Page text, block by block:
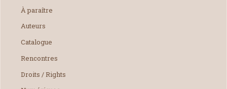
À paraître
Auteurs
Catalogue
Rencontres
Droits / Rights